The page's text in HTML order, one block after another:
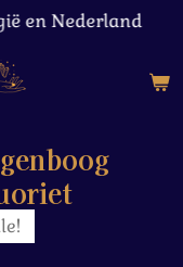
en Nederland